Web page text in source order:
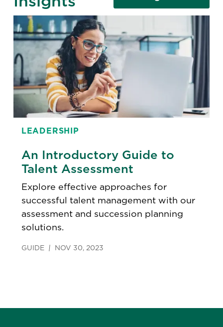
LEADERSHIP
An Introductory Guide to
Talent Assessment
Explore effective approaches for
successful talent management with our
assessment and succession planning
solutions.
GUIDE NOV 30, 2023